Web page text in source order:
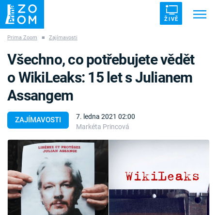
ŽIVĚ
ZÁHADY VETŘELCI DÁVNOVĚKU
Témata
Témata
Pořady
TV Program
Prima Zoom ■ Zajímavosti
ZAJÍMAVOSTI
7. ledna 2021 02:00
Markéta Princová
Všechno, co potřebujete vědět
o WikiLeaks: 15 let s Julianem
Assangem